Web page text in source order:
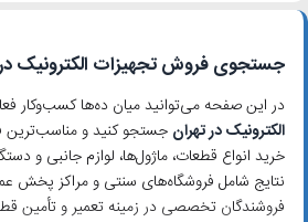
جستجوی فروش تجهیزات الکترونیک
در این صفحه می‌توانید میان ده‌ها کسب‌وکار
الکترونیک در تهران جستجو کنید و مناسب‌ترین
خرید انواع قطعات، ماژول‌ها، لوازم جانبی و
نتایج شامل فروشگاه‌های سنتی و مراکز پخش
فروشندگان تخصصی در زمینه تعمیر و تأمین